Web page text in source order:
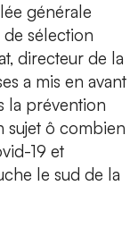
générale
de sélection
directeur de la
a mis en avant
la prévention
sujet ô combien
19 et
le sud de la